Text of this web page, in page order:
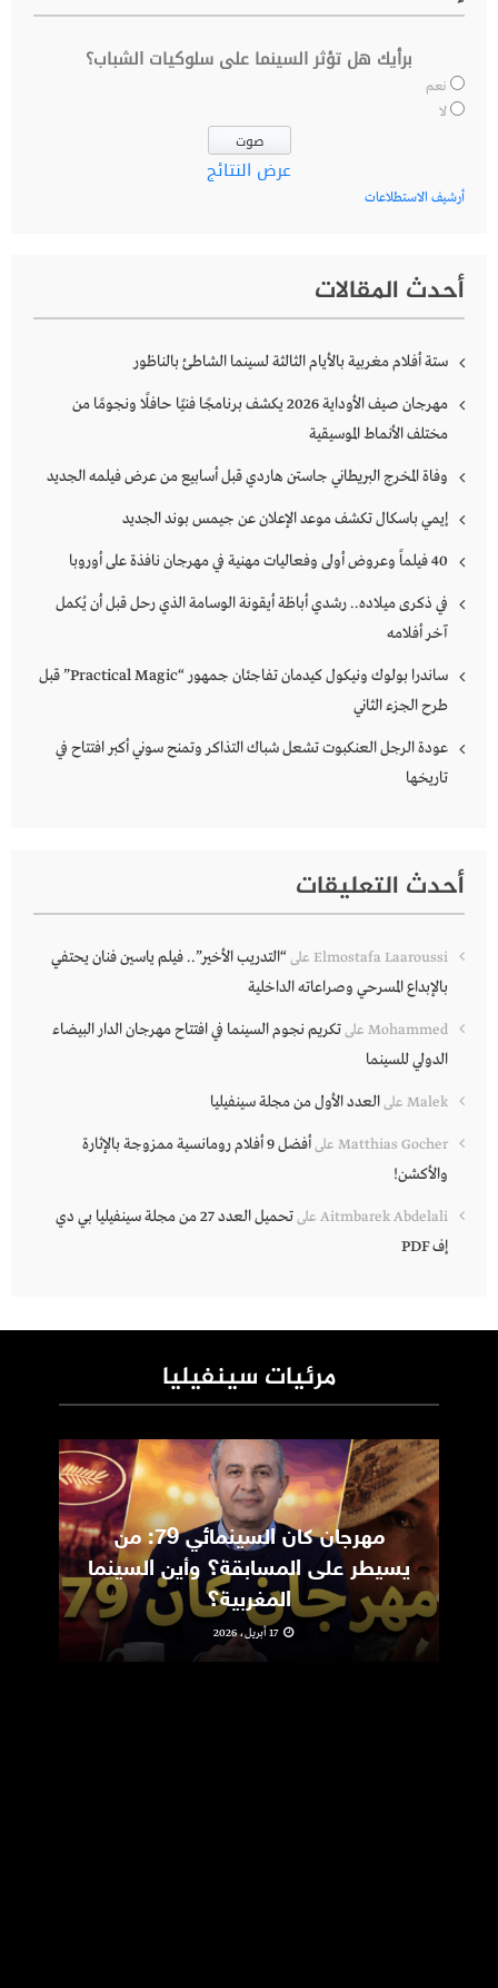
برأيك هل تؤثر السينما على سلوكيات الشباب؟
نعم
لا
عرض النتائج
أرشيف الاستطلاعات
أحدث المقالات
ستة أفلام مغربية بالأيام الثالثة لسينما الشاطئ بالناظور
مهرجان صيف الأوداية 2026 يكشف برنامجًا فنيًا حافلًا ونجومًا من
مختلف الأنماط الموسيقية
وفاة المخرج البريطاني جاستن هاردي قبل أسابيع من عرض فيلمه الجديد
إيمي باسكال تكشف موعد الإعلان عن جيمس بوند الجديد
40 فيلماً وعروض أولى وفعاليات مهنية في مهرجان نافذة على أوروبا
في ذكرى ميلاده.. رشدي أباظة أيقونة الوسامة الذي رحل قبل أن يُكمل
آخر أفلامه
ساندرا بولوك ونيكول كيدمان تفاجئان جمهور “Practical Magic” قبل
طرح الجزء الثاني
عودة الرجل العنكبوت تشعل شباك التذاكر وتمنح سوني أكبر افتتاح في
تاريخها
أحدث التعليقات
Elmostafa Laaroussi على“التدريب الأخير”.. فيلم ياسين فنان يحتفي
بالإبداع المسرحي وصراعاته الداخلية
Mohammed علىتكريم نجوم السينما في افتتاح مهرجان الدار البيضاء
الدولي للسينما
Malek علىالعدد الأول من مجلة سينفيليا
Matthias Gocher على
أفضل 9 أفلام رومانسية ممزوجة بالإثارة
والأكشن!
Aitmbarek Abdelali على
تحميل العدد 27 من مجلة سينفيليا بي دي
إف PDF
مرئيات سينفيليا
مهرجان كان السينمائي 79: من
يسيطر على المسابقة؟ وأين السينما
المغربية؟
17 أبريل، 2026